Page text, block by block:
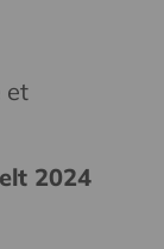
et
2024